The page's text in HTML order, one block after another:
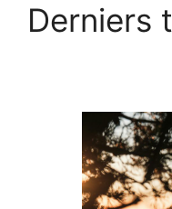
Derniers